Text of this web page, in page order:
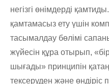
негізгі өнімдерді
қамтамасыз ету үшін
тасымалдау бөлімі
жүйесін құра отырып,
шығады» принципін
тексеруден және өндіріс